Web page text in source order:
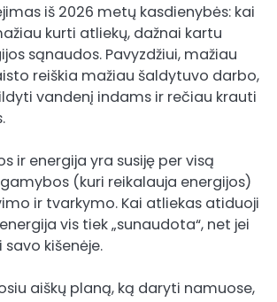
iš 2026 metų kasdienybės: kai
kurti atliekų, dažnai kartu
sąnaudos. Pavyzdžiui, mažiau
reiškia mažiau šaldytuvo darbo,
vandenį indams ir rečiau krauti
ir energija yra susiję per visą
(kuri reikalauja energijos)
ir tvarkymo. Kai atliekas atiduoji
vis tiek „sunaudota“, net jei
kišenėje.
aiškų planą, ką daryti namuose,